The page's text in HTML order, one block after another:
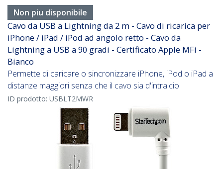
Non piu disponibile
Cavo da USB a Lightning da 2 m - Cavo di ricarica per
iPhone / iPad / iPod ad angolo retto - Cavo da
Lightning a USB a 90 gradi - Certificato Apple MFi -
Bianco
Permette di caricare o sincronizzare iPhone, iPod o iPad a
distanze maggiori senza che il cavo sia d'intralcio
ID prodotto: USBLT2MWR